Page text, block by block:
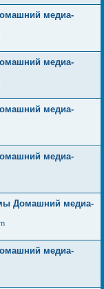
медиа-
медиа-
медиа-
медиа-
Домашний медиа-
медиа-